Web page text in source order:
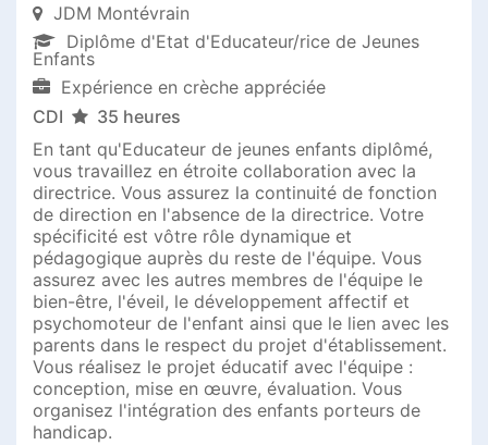
JDM Montévrain
Diplôme d'Etat d'Educateur/rice de Jeunes
Enfants
Expérience en crèche appréciée
CDI
35 heures
En tant qu'Educateur de jeunes enfants diplômé,
vous travaillez en étroite collaboration avec la
directrice. Vous assurez la continuité de fonction
de direction en l'absence de la directrice. Votre
spécificité est vôtre rôle dynamique et
pédagogique auprès du reste de l'équipe. Vous
assurez avec les autres membres de l'équipe le
bien-être, l'éveil, le développement affectif et
psychomoteur de l'enfant ainsi que le lien avec les
parents dans le respect du projet d'établissement.
Vous réalisez le projet éducatif avec l'équipe :
conception, mise en œuvre, évaluation. Vous
organisez l'intégration des enfants porteurs de
handicap.